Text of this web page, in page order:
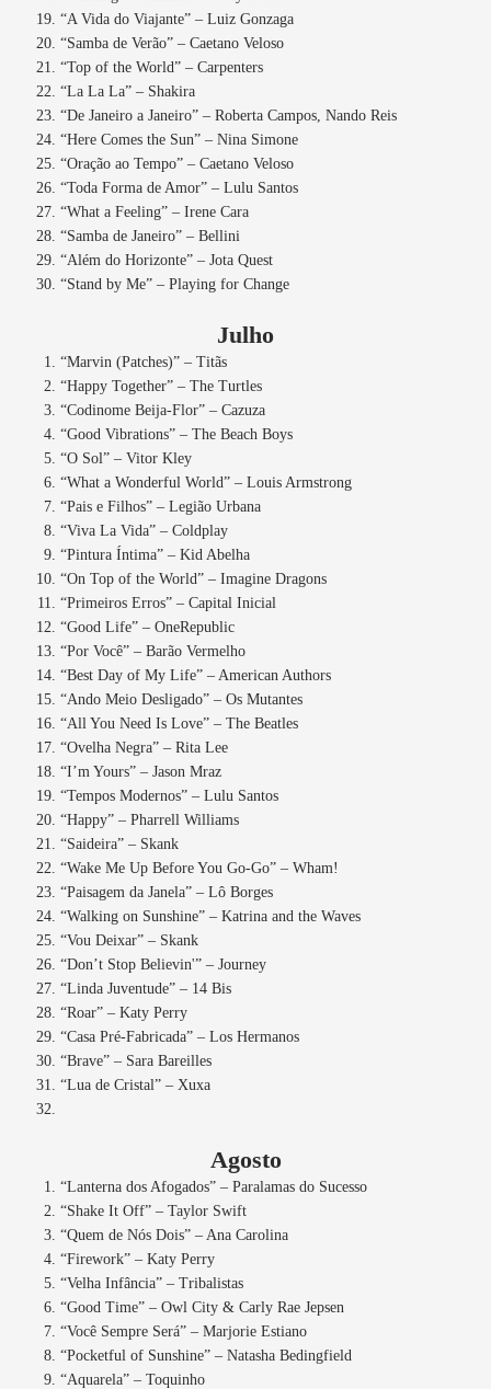
“A Vida do Viajante” – Luiz Gonzaga
“Samba de Verão” – Caetano Veloso
“Top of the World” – Carpenters
“La La La” – Shakira
“De Janeiro a Janeiro” – Roberta Campos, Nando Reis
“Here Comes the Sun” – Nina Simone
“Oração ao Tempo” – Caetano Veloso
“Toda Forma de Amor” – Lulu Santos
“What a Feeling” – Irene Cara
“Samba de Janeiro” – Bellini
“Além do Horizonte” – Jota Quest
“Stand by Me” – Playing for Change
Julho
“Marvin (Patches)” – Titãs
“Happy Together” – The Turtles
“Codinome Beija-Flor” – Cazuza
“Good Vibrations” – The Beach Boys
“O Sol” – Vitor Kley
“What a Wonderful World” – Louis Armstrong
“Pais e Filhos” – Legião Urbana
“Viva La Vida” – Coldplay
“Pintura Íntima” – Kid Abelha
“On Top of the World” – Imagine Dragons
“Primeiros Erros” – Capital Inicial
“Good Life” – OneRepublic
“Por Você” – Barão Vermelho
“Best Day of My Life” – American Authors
“Ando Meio Desligado” – Os Mutantes
“All You Need Is Love” – The Beatles
“Ovelha Negra” – Rita Lee
“I’m Yours” – Jason Mraz
“Tempos Modernos” – Lulu Santos
“Happy” – Pharrell Williams
“Saideira” – Skank
“Wake Me Up Before You Go-Go” – Wham!
“Paisagem da Janela” – Lô Borges
“Walking on Sunshine” – Katrina and the Waves
“Vou Deixar” – Skank
“Don’t Stop Believin'” – Journey
“Linda Juventude” – 14 Bis
“Roar” – Katy Perry
“Casa Pré-Fabricada” – Los Hermanos
“Brave” – Sara Bareilles
“Lua de Cristal” – Xuxa
Agosto
“Lanterna dos Afogados” – Paralamas do Sucesso
“Shake It Off” – Taylor Swift
“Quem de Nós Dois” – Ana Carolina
“Firework” – Katy Perry
“Velha Infância” – Tribalistas
“Good Time” – Owl City & Carly Rae Jepsen
“Você Sempre Será” – Marjorie Estiano
“Pocketful of Sunshine” – Natasha Bedingfield
“Aquarela” – Toquinho